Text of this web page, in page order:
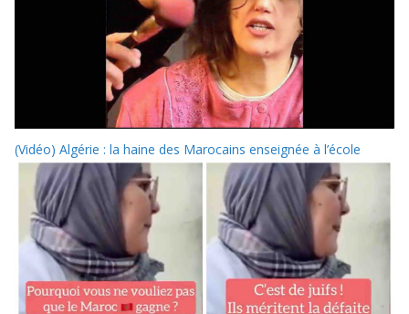
(Vidéo) Algérie : la haine des Marocains enseignée à l’école